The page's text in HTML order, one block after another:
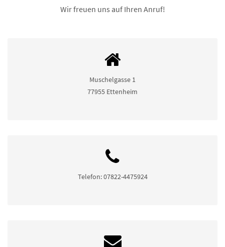
Wir freuen uns auf Ihren Anruf!
Muschelgasse 1
77955 Ettenheim
Telefon: 07822-4475924